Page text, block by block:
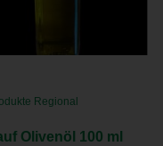
Regional
Olivenöl 100 ml